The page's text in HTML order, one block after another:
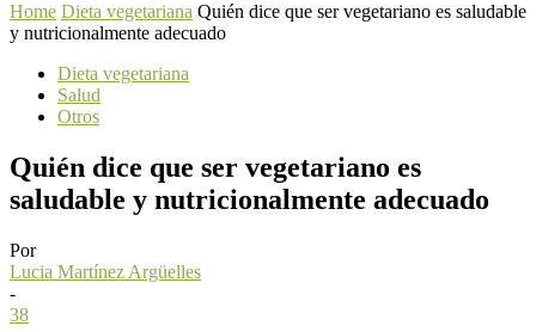
Home Dieta vegetariana Quién dice que ser vegetariano es saludable
y nutricionalmente adecuado
Dieta vegetariana
Salud
Otros
Quién dice que ser vegetariano es
saludable y nutricionalmente adecuado
Por
Lucia Martínez Argüelles
-
38